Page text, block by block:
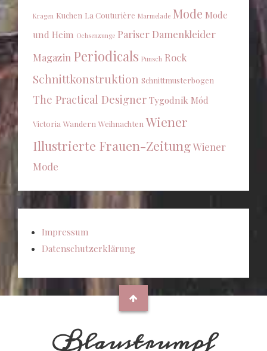
Kragen Kuchen La Couturière Marmelade Mode Mode
und Heim Ochsenzunge Pariser Damenkleider
Magazin Periodicals Punsch Rock
Schnittkonstruktion Schnittmusterbogen
The Practical Designer Tygodnik Mód
Victoria Wandern Weihnachten Wiener
Illustrierte Frauen-ZeitungWiener
Mode
Impressum
Datenschutzerklärung
Blaustrumpf